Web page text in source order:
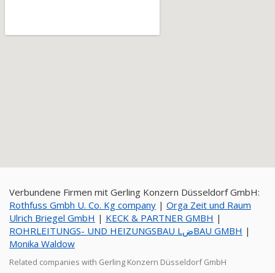
Verbundene Firmen mit Gerling Konzern Düsseldorf GmbH:
Rothfuss Gmbh U. Co. Kg company | Orga Zeit und Raum
Ulrich Briegel GmbH | KECK & PARTNER GMBH |
ROHRLEITUNGS- UND HEIZUNGSBAU LضBAU GMBH |
Monika Waldow
Related companies with Gerling Konzern Düsseldorf GmbH